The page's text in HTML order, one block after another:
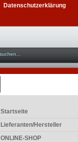
Datenschutzerklärung
Startseite
Lieferanten/Hersteller
ONLINE-SHOP